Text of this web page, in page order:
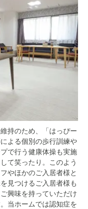
持のため、「はっぴー
よる個別の歩行訓練や
で行う健康体操も実施
て笑ったり。このよう
やほかのご入居者様と
見つけるご入居者様も
興味を持っていただけ
当ホームでは認知症を